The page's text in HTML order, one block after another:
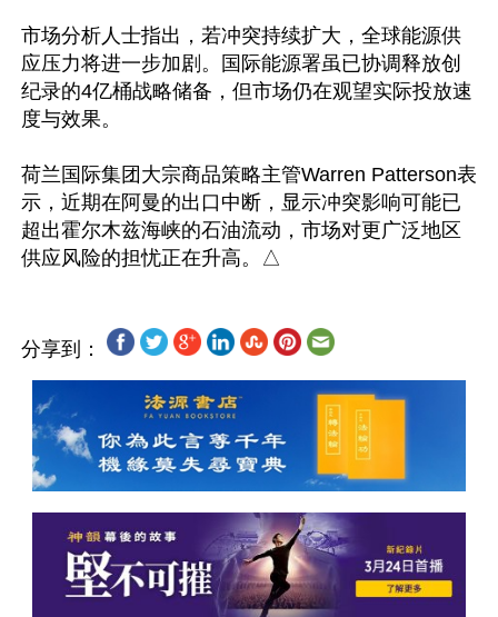
市场分析人士指出，若冲突持续扩大，全球能源供
应压力将进一步加剧。国际能源署虽已协调释放创
纪录的4亿桶战略储备，但市场仍在观望实际投放速
度与效果。
荷兰国际集团大宗商品策略主管Warren Patterson表
示，近期在阿曼的出口中断，显示冲突影响可能已
超出霍尔木兹海峡的石油流动，市场对更广泛地区
分享到：